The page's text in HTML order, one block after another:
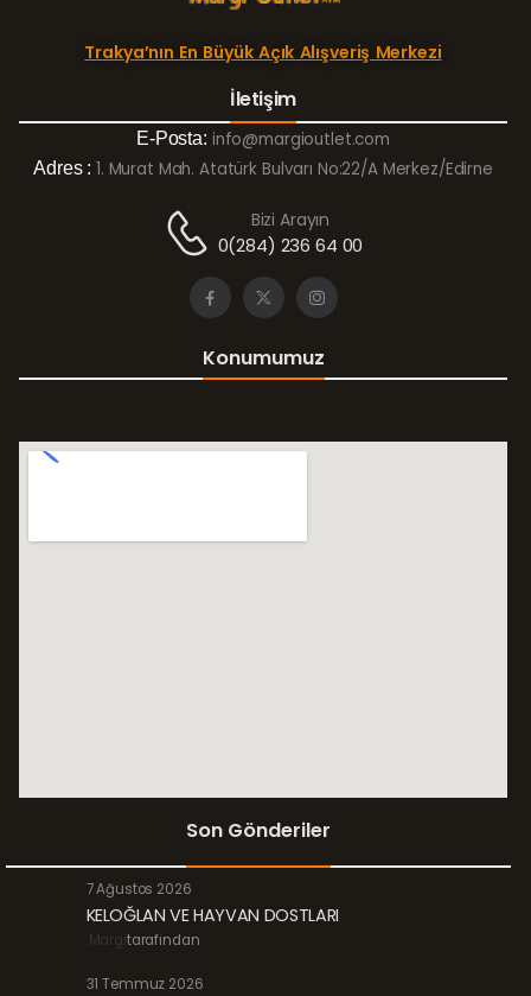
Trakya’nın En Büyük Açık Alışveriş Merkezi
İletişim
E-Posta: info@margioutlet.com
Adres : 1. Murat Mah. Atatürk Bulvarı No:22/A Merkez/Edirne
Bizi Arayın
0(284) 236 64 00
Konumumuz
Son Gönderiler
7 Ağustos 2026
KELOĞLAN VE HAYVAN DOSTLARI
Margitarafından
31 Temmuz 2026